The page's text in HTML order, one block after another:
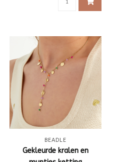
BEADLE
Gekleurde kralen en